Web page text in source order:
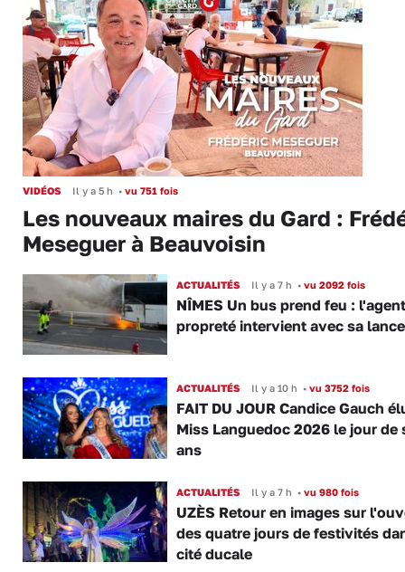
VIDÉOS Il y a 5 h • vu 751 fois
Les nouveaux maires du Gard :
Meseguer à Beauvoisin
ACTUALITÉS Il y a 7 h •vu 2092 fois
NÎMES Un bus prend feu :
propreté intervient avec sa lance
ACTUALITÉS Il y a 10 h •vu 3752 fois
FAIT DU JOUR Candice Gauch
Miss Languedoc 2026 le jour de
ans
ACTUALITÉS Il y a 7 h •vu 980 fois
UZÈS Retour en images sur
des quatre jours de festivités
cité ducale